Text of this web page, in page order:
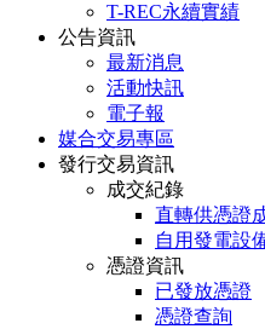
T-REC永續實績
公告資訊
最新消息
活動快訊
電子報
媒合交易專區
發行交易資訊
成交紀錄
直轉供憑證
自用發電設
憑證資訊
已發放憑證
憑證查詢